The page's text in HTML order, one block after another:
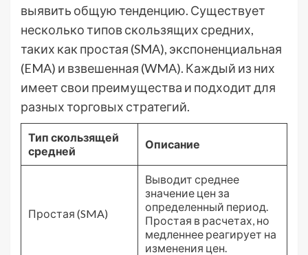
выявить общую тенденцию. Существует
несколько типов скользящих средних,
таких как простая (SMA), экспоненциальная
(EMA) и взвешенная (WMA). Каждый из них
имеет свои преимущества и подходит для
разных торговых стратегий.
Тип скользящей
средней
Описание
Простая (SMA)
Выводит среднее
значение цен за
определенный период.
Простая в расчетах, но
медленнее реагирует на
изменения цен.